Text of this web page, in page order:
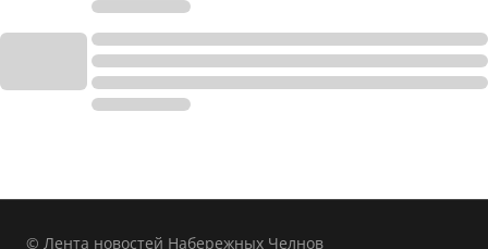
© Лента новостей Набережных Челнов